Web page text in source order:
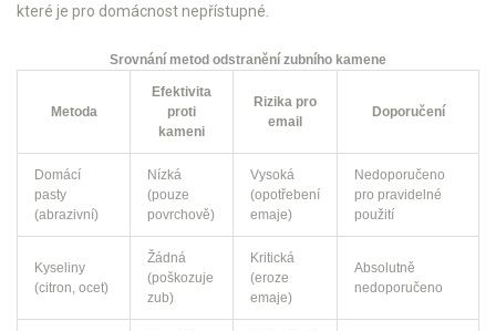
které je pro domácnost nepřístupné.
Srovnání metod odstranění zubního kamene
Metoda
Efektivita
proti
kameni
Rizika pro
email
Doporučení
Domácí
pasty
(abrazivní)
Nízká
(pouze
povrchově)
Vysoká
(opotřebení
emaje)
Nedoporučeno
pro pravidelné
použití
Kyseliny
(citron, ocet)
Žádná
(poškozuje
zub)
Kritická
(eroze
emaje)
Absolutně
nedoporučeno